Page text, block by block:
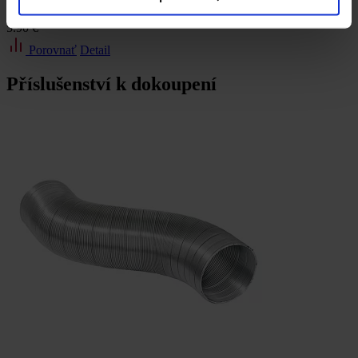
Tukový kovový filter proti mastnotám / H10922294
5.90 €
Porovnať Detail
Příslušenství k dokoupení